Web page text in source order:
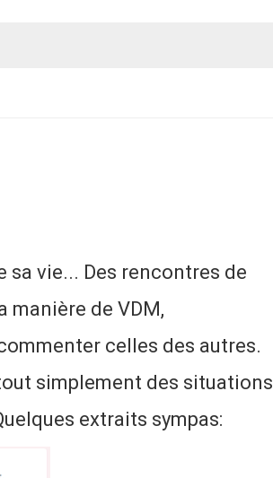
vie... Des rencontres de
manière de VDM,
celles des autres.
simplement des situations
extraits sympas: